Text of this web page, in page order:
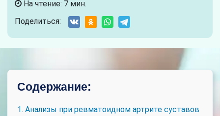
На чтение: 7 мин.
Поделиться:
Содержание:
1. Анализы при ревматоидном артрите суставов